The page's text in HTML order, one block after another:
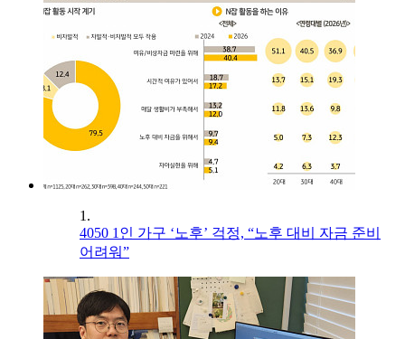
1.
4050 1인 가구 ‘노후’ 걱정, “노후 대비 자금 준비
어려워”